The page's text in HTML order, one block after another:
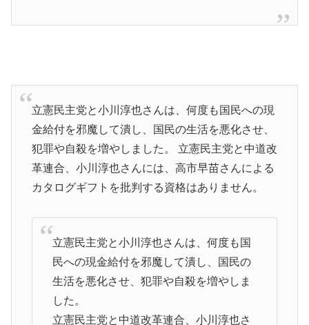
立憲民主党と小川淳也さんは、何度も国民への現
金給付を邪魔して潰し、国民の生活を悪化させ、
犯罪や自殺を増やしました。 立憲民主党と中道改
革連合、小川淳也さんには、高市早苗さんによる
カタログギフトを批判する資格はありません。
立憲民主党と小川淳也さんは、何度も国
民への現金給付を邪魔して潰し、国民の
生活を悪化させ、犯罪や自殺を増やしま
した。
立憲民主党と中道改革連合、小川淳也さ